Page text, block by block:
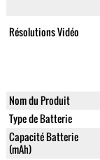
Résolutions Vidéo
Nom du Produit
Type de Batterie
Capacité Batterie
(mAh)